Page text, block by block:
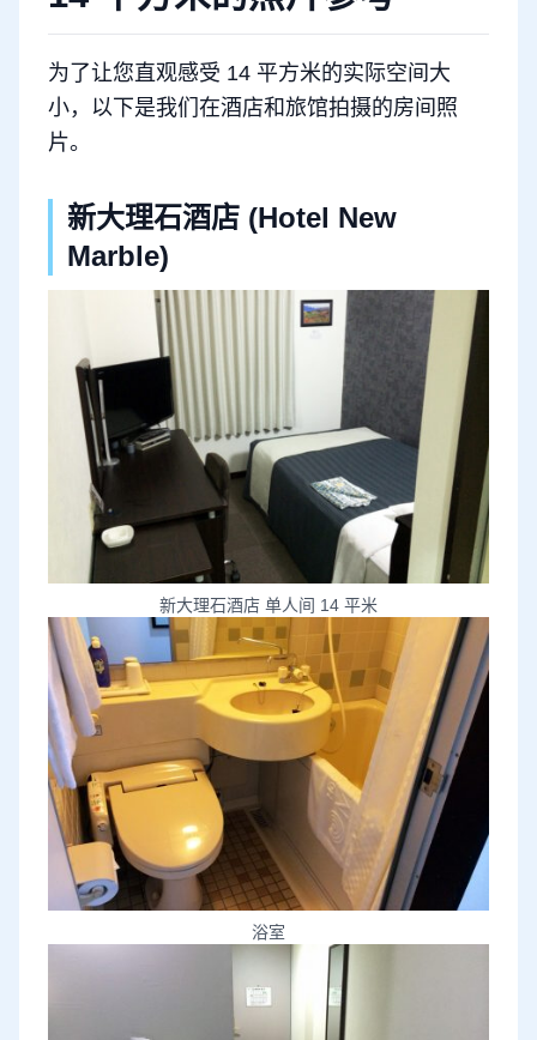
为了让您直观感受 14 平方米的实际空间大
小，以下是我们在酒店和旅馆拍摄的房间照
片。
新大理石酒店 (Hotel New
Marble)
新大理石酒店 单人间 14 平米
浴室